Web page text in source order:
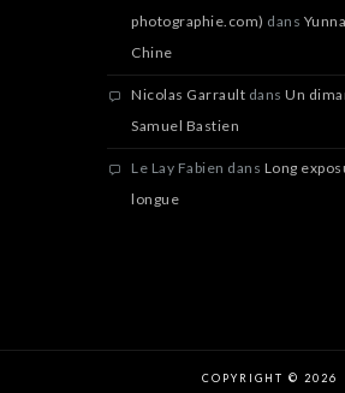
photographie.com) dans
Chine
Nicolas Garrault dans Un
Samuel Bastien
Le Lay Fabien dans Long
longue
COPYRIGHT © 2026